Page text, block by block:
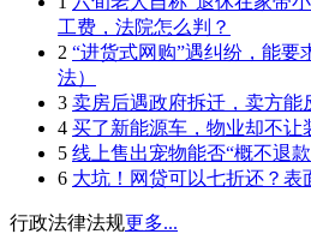
工费，法院怎么判？
2 “进货式网购”遇纠纷，能要
法）
3 卖房后遇政府拆迁，卖方能
4 买了新能源车，物业却不让
5 线上售出宠物能否“概不退
6 大坑！网贷可以七折还？表
行政法律法规更多...